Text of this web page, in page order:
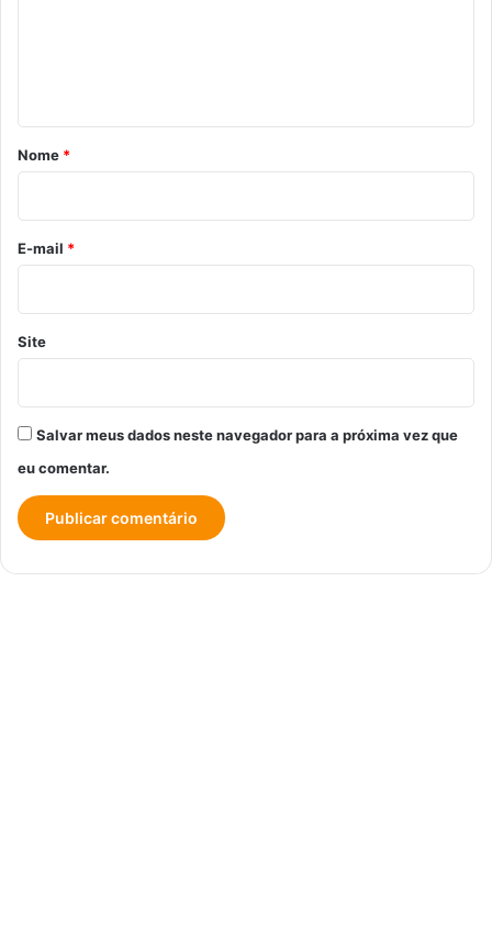
r
o
*
Nome *
E-mail *
Site
Salvar meus dados neste navegador para a próxima vez que
eu comentar.